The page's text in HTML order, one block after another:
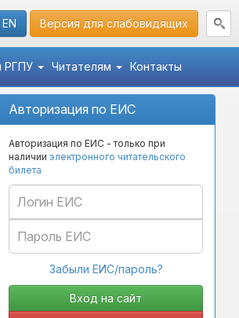
EN Версия для слабовидящих
РГПУ Читателям Контакты
Авторизация по ЕИС
Авторизация по ЕИС - только при
наличии электронного читательского
билета
Забыли ЕИС/пароль?